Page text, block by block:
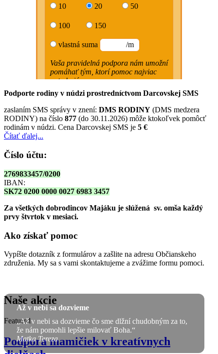
Podporte rodiny v núdzi prostredníctvom Darcovskej SMS
zaslaním SMS správy v znení: DMS RODINY (DMS medzera
RODINY) na číslo 877 (do 30.11.2026) môže ktokoľvek pomôcť
rodinám v núdzi. Cena Darcovskej SMS je 5 €
Čítať ďalej...
Číslo účtu:
2769833457/0200
IBAN:
SK72 0200 0000 0027 6983 3457
Za všetkých dobrodincov Majáku je slúžená sv. omša každý
prvy štvrtok v mesiaci.
Ako získať pomoc
Vypíšte dotazník z formulárov a zašlite na adresu Občianskeho
združenia. My sa s vami skontaktujeme a zvážime formu pomoci.
Až v nebi sa dozvieme
„Až v nebi sa dozvieme čo sme dlžní chudobným za to,
že nám pomohli lepšie milovať Boha.“
Matka Tereza
Naše akcie
Featured
Podpora mamičiek v kreatívnych